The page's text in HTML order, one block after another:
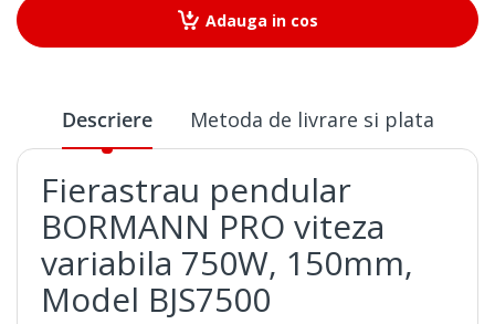
Adauga in cos
Descriere Metoda de livrare si plata
Fierastrau pendular
BORMANN PRO viteza
variabila 750W, 150mm,
Model BJS7500